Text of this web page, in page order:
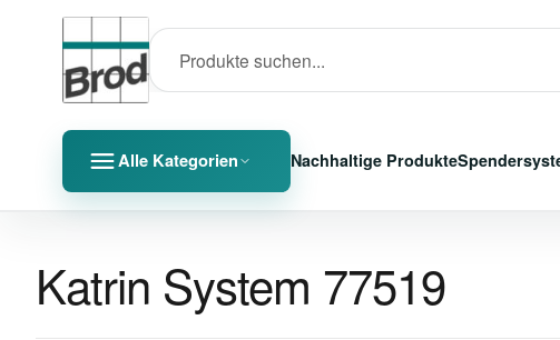
Alle Kategorien Nachhaltige Produkte
Katrin System 77519